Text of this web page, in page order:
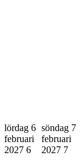
lördag 6
februari
2027 6
söndag 7
februari
2027 7